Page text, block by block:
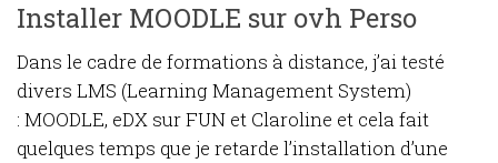
Installer MOODLE sur ovh Perso
Dans le cadre de formations à distance, j’ai testé
divers LMS (Learning Management System)
: MOODLE, eDX sur FUN et Claroline et cela fait
quelques temps que je retarde l’installation d’une